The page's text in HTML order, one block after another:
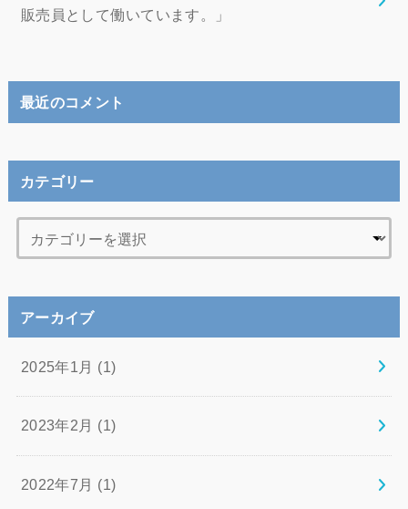
販売員として働いています。」
最近のコメント
カテゴリー
アーカイブ
2025年1月 (1)
2023年2月 (1)
2022年7月 (1)